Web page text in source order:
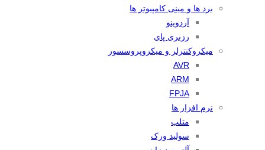
برد ها و مینی کامپیوتر ها
آردوینو
رزبری پای
میکروکنترلر و میکروپروسسور
AVR
ARM
FPJA
نرم افزار ها
متلب
سولید ورک